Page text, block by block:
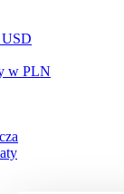
w PLN